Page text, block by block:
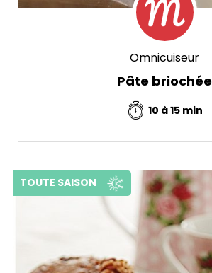
Omnicuiseur
Pâte briochée
10 à 15 min
TOUTE SAISON